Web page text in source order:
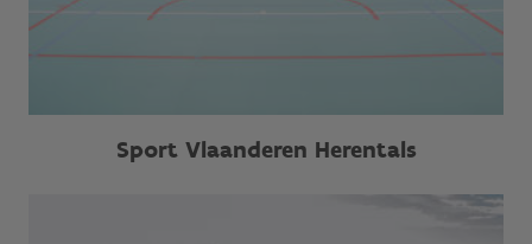
Sport Vlaanderen Herentals